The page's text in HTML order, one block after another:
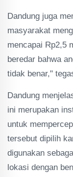
Dandung juga
masyarakat
mencapai Rp2,5
beredar bahwa
tidak benar,"
Dandung
ini merupakan
untuk
tersebut dipilih
digunakan
lokasi dengan